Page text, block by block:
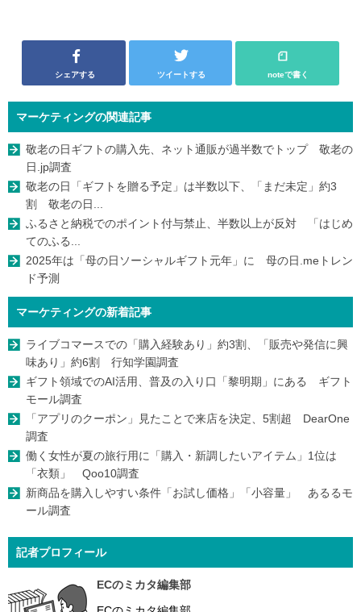
シェアする ツイートする noteで書く
マーケティングの関連記事
敬老の日ギフトの購入先、ネット通販が過半数でトップ 敬老の
日.jp調査
敬老の日「ギフトを贈る予定」は半数以下、「まだ未定」約3
割 敬老の日...
ふるさと納税でのポイント付与禁止、半数以上が反対 「はじめ
てのふる...
2025年は「母の日ソーシャルギフト元年」に 母の日.meトレン
ド予測
マーケティングの新着記事
ライブコマースでの「購入経験あり」約3割、「販売や発信に興
味あり」約6割 行知学園調査
ギフト領域でのAI活用、普及の入り口「黎明期」にある ギフト
モール調査
「アプリのクーポン」見たことで来店を決定、5割超 DearOne
調査
働く女性が夏の旅行用に「購入・新調したいアイテム」1位は
「衣類」 Qoo10調査
新商品を購入しやすい条件「お試し価格」「小容量」 あるるモ
ール調査
記者プロフィール
ECのミカタ編集部